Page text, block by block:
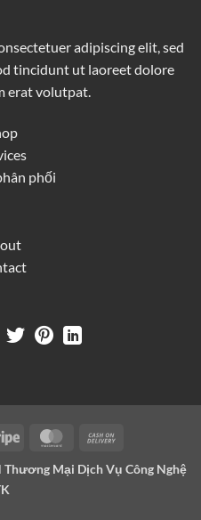
adipiscing elit, sed
tincidunt ut laoreet dolore
erat volutpat.
phối
Stripe MasterCard
Delivery
Thương Mại Dịch Vụ Công Nghệ